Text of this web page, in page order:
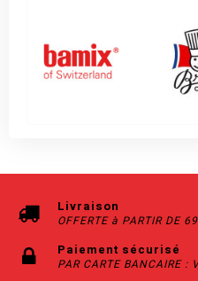
Livraison
OFFERTE à PARTIR DE
Paiement sécurisé
PAR CARTE BANCAIRE